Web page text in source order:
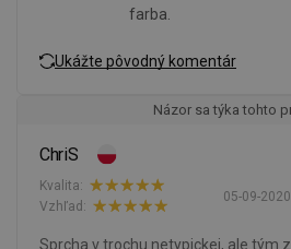
farba.
Ukážte pôvodný komentár
Názor sa týka tohto
ChriS
05-09-2020
Kvalita:
Vzhľad:
Sprcha v trochu netypickej, ale tým